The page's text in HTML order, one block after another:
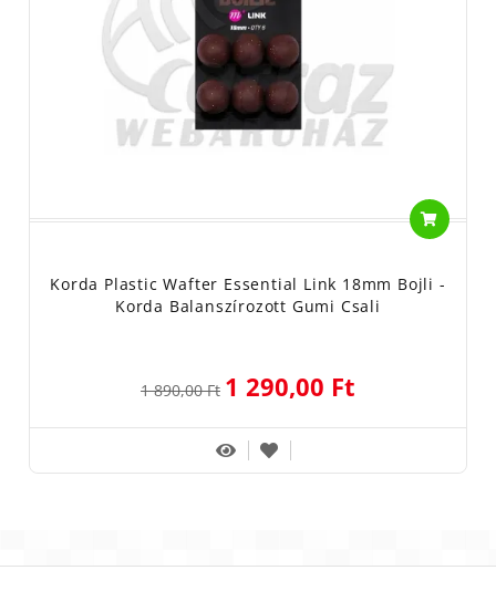
Korda Plastic Wafter Essential Link 18mm Bojli -
Korda Balanszírozott Gumi Csali
1 890,00 Ft 1 290,00 Ft